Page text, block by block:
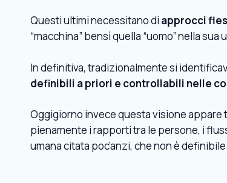
Questi ultimi necessitano di approcci
“macchina” bensì quella “uomo” nella sua
In definitiva, tradizionalmente si
definibili a priori e controllabili nelle
Oggigiorno invece questa visione
pienamente i rapporti tra le persone, i
umana citata poc’anzi, che non è